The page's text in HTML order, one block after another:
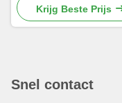
OCPP1.6 IP54
Gecertificeerd
Krijg Beste Prijs
Snel contact